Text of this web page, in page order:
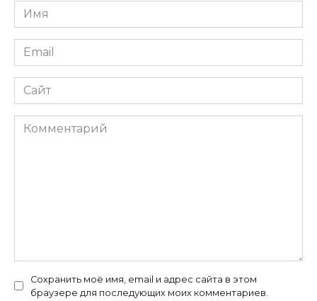
Имя
*
Email
*
Сайт
Комментарий
Сохранить моё имя, email и адрес сайта в этом
браузере для последующих моих комментариев.